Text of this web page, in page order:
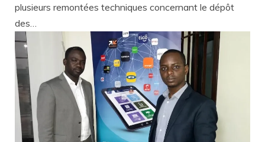
plusieurs remontées techniques concernant le dépôt
des…